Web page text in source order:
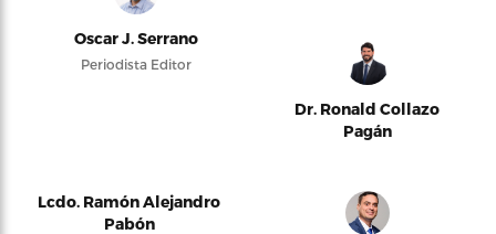
Oscar J. Serrano
Periodista Editor
Dr. Ronald Collazo
Pagán
Lcdo. Ramón Alejandro
Pabón